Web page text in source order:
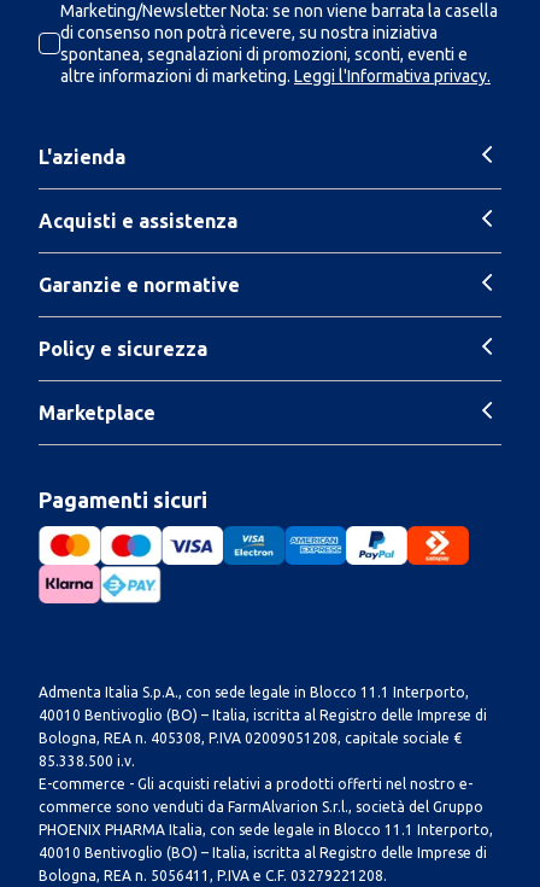
Marketing/Newsletter Nota: se non viene barrata la casella
di consenso non potrà ricevere, su nostra iniziativa
spontanea, segnalazioni di promozioni, sconti, eventi e
altre informazioni di marketing. Leggi l'Informativa privacy.
L'azienda
Acquisti e assistenza
Garanzie e normative
Policy e sicurezza
Marketplace
Pagamenti sicuri
Admenta Italia S.p.A., con sede legale in Blocco 11.1 Interporto,
40010 Bentivoglio (BO) – Italia, iscritta al Registro delle Imprese di
Bologna, REA n. 405308, P.IVA 02009051208, capitale sociale €
85.338.500 i.v.
E-commerce - Gli acquisti relativi a prodotti offerti nel nostro e-
commerce sono venduti da FarmAlvarion S.r.l., società del Gruppo
PHOENIX PHARMA Italia, con sede legale in Blocco 11.1 Interporto,
40010 Bentivoglio (BO) – Italia, iscritta al Registro delle Imprese di
Bologna, REA n. 5056411, P.IVA e C.F. 03279221208.